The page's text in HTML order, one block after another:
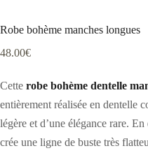
Robe bohème manches longues
48.00€
Cette robe bohème dentelle
entièrement réalisée en dentelle
légère et d’une élégance rare.
crée une ligne de buste très